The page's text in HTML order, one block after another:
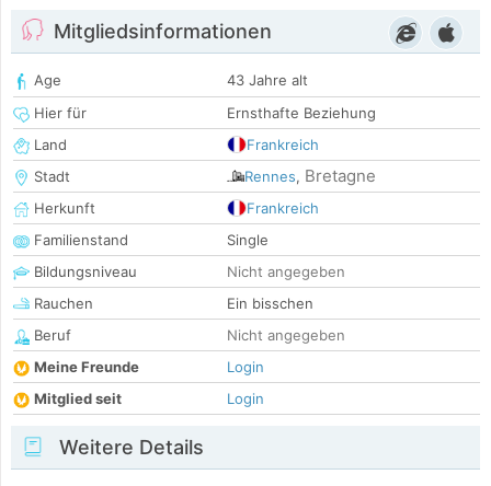
Mitgliedsinformationen
Age
43 Jahre alt
Hier für
Ernsthafte Beziehung
Land
Frankreich
Stadt
Rennes, Bretagne
Herkunft
Frankreich
Familienstand
Single
Bildungsniveau
Nicht angegeben
Rauchen
Ein bisschen
Beruf
Nicht angegeben
Meine Freunde
Login
Mitglied seit
Login
Weitere Details